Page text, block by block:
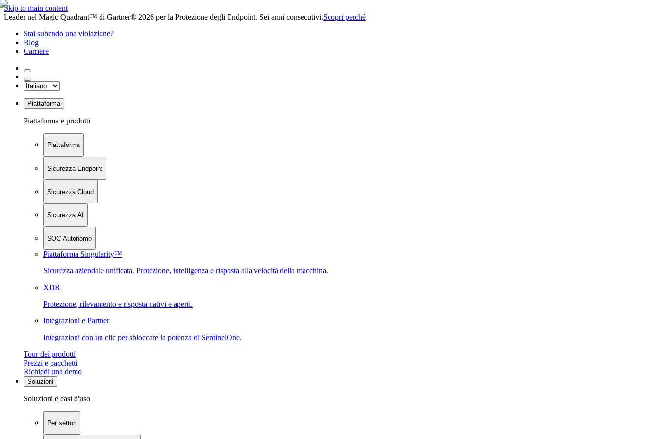
Skip to main content
Leader nel Magic Quadrant™ di Gartner® 2026 per la Protezione degli Endpoint. Sei anni consecutivi.Scopri perché
Stai subendo una violazione?
Blog
Carriere
Piattaforma
Piattaforma e prodotti
Piattaforma
Sicurezza Endpoint
Sicurezza Cloud
Sicurezza AI
SOC Autonomo
Piattaforma Singularity™
Sicurezza aziendale unificata. Protezione, intelligenza e risposta alla velocità della macchina.
XDR
Protezione, rilevamento e risposta nativi e aperti.
Integrazioni e Partner
Integrazioni con un clic per sbloccare la potenza di SentinelOne.
Tour dei prodotti
Prezzi e pacchetti
Richiedi una demo
Soluzioni
Soluzioni e casi d'uso
Per settori